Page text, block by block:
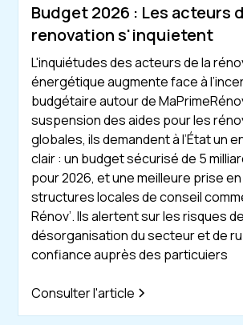
Budget 2026 : Les acteurs
renovation s'inquietent
L'inquiétudes des acteurs de la
énergétique augmente face à
budgétaire autour de
suspension des aides pour les
globales, ils demandent à l’État un
clair : un budget sécurisé de 5
pour 2026, et une meilleure prise
structures locales de conseil
Rénov’. Ils alertent sur les risques de
désorganisation du secteur et de
confiance auprès des particuiers
Consulter l'article